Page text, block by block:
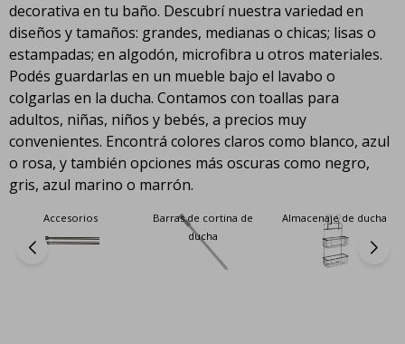
decorativa en tu baño. Descubrí nuestra variedad en
diseños y tamaños: grandes, medianas o chicas; lisas o
estampadas; en algodón, microfibra u otros materiales.
Podés guardarlas en un mueble bajo el lavabo o
colgarlas en la ducha. Contamos con toallas para
adultos, niñas, niños y bebés, a precios muy
convenientes. Encontrá colores claros como blanco, azul
o rosa, y también opciones más oscuras como negro,
gris, azul marino o marrón.
Accesorios
Barras de cortina de
ducha
Almacenaje de ducha